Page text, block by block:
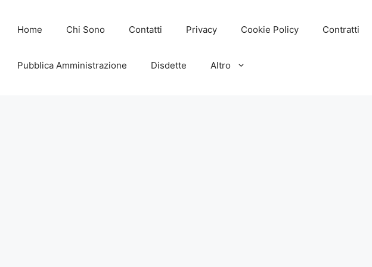
Home Chi Sono Contatti Privacy Cookie Policy Contratti
Pubblica Amministrazione Disdette Altro